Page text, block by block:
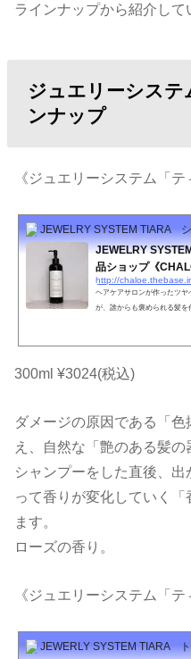
ラインナップから紹介して
ジュエリーシステ
ンナップ
《ジュエリーシステム「テ
JEWELRY SYSTEM TIARA
JEWELRY
品ショップ《
http://
ヘアケアサロンが作ったツ
が、誰からも褒められる髪を
高い。ケラチンとの結合力
マなどのアルカリ物を除去
300ml ¥3024(税込)
ダメージの原因である「
え、自然な「艶のある髪の
シャンプーをした直後、
って香りが変化していく
ます。
ローズの香り。
《ジュエリーシステム「
JEWERLY SYSTEM TIARA